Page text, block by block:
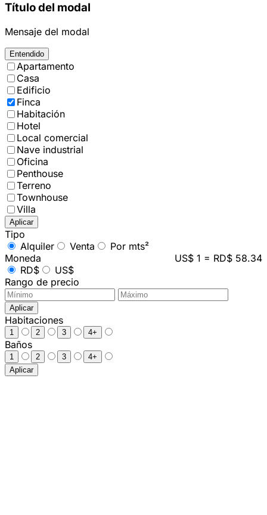
Título del modal
Mensaje del modal
Entendido
Apartamento
Casa
Edificio
Finca
Habitación
Hotel
Local comercial
Nave industrial
Oficina
Penthouse
Terreno
Townhouse
Villa
Aplicar
Tipo
Alquiler
Venta
Por mts²
Moneda
US$ 1 = RD$ 58.34
RD$
US$
Rango de precio
Aplicar
Habitaciones
1 2 3 4+
Baños
1 2 3
4+
Aplicar